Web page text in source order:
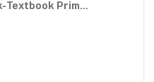
Textbook Prim...